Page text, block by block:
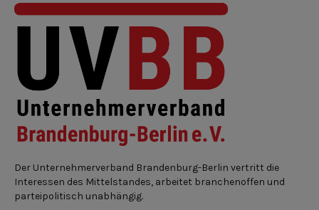
Der Unternehmerverband Brandenburg-Berlin vertritt die
Interessen des Mittelstandes, arbeitet branchenoffen und
parteipolitisch unabhängig.